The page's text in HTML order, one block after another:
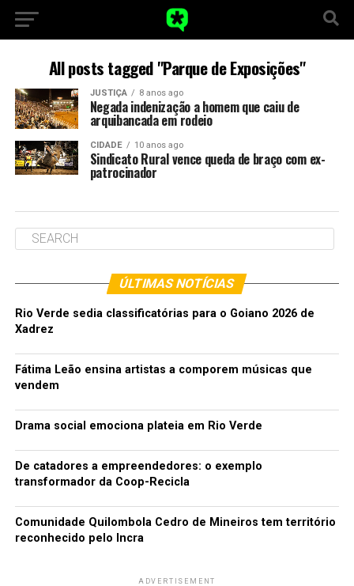
All posts tagged "Parque de Exposições"
JUSTIÇA 8 anos ago
Negada indenização a homem que caiu de
arquibancada em rodeio
CIDADE 10 anos ago
Sindicato Rural vence queda de braço com ex-
patrocinador
ÚLTIMAS NOTÍCIAS
Rio Verde sedia classificatórias para o Goiano 2026 de
Xadrez
Fátima Leão ensina artistas a comporem músicas que
vendem
Drama social emociona plateia em Rio Verde
De catadores a empreendedores: o exemplo
transformador da Coop-Recicla
Comunidade Quilombola Cedro de Mineiros tem território
reconhecido pelo Incra
ADVERTISEMENT